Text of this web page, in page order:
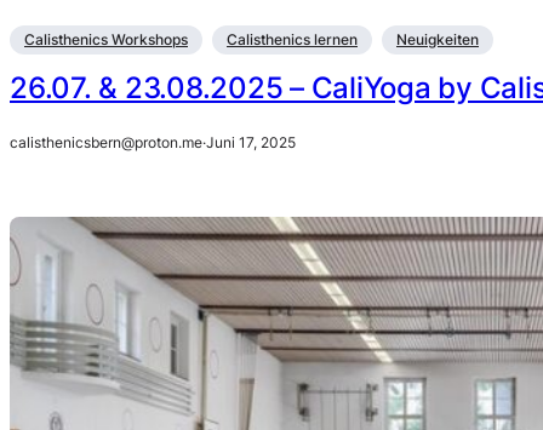
Calisthenics Workshops Calisthenics lernen Neuigkeiten
26.07. & 23.08.2025 – CaliYoga by
calisthenicsbern@proton.me·Juni 17, 2025